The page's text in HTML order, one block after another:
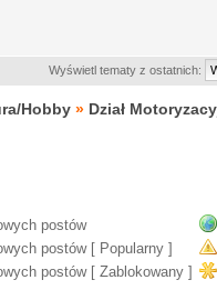
Wyświetl tematy z ostatnich:
Hobby » Dział
postów
postów [ Popularny ]
postów [ Zablokowany ]